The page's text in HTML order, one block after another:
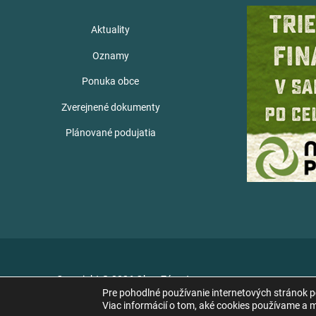
Aktuality
Oznamy
Ponuka obce
Zverejnené dokumenty
Plánované podujatia
Copyright © 2026 Obec Zámutov
Pre pohodlné používanie internetových stránok
Viac informácií o tom, aké cookies používame a